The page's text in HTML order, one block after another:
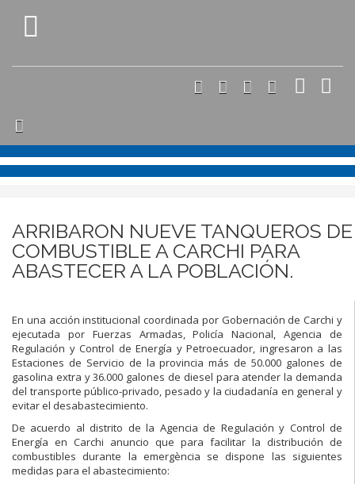
ARRIBARON NUEVE TANQUEROS DE
COMBUSTIBLE A CARCHI PARA
ABASTECER A LA POBLACIÓN.
En una acción institucional coordinada por Gobernación de Carchi y
ejecutada por Fuerzas Armadas, Policía Nacional, Agencia de
Regulación y Control de Energía y Petroecuador, ingresaron a las
Estaciones de Servicio de la provincia más de 50.000 galones de
gasolina extra y 36.000 galones de diesel para atender la demanda
del transporte público-privado, pesado y la ciudadanía en general y
evitar el desabastecimiento.
De acuerdo al distrito de la Agencia de Regulación y Control de
Energía en Carchi anuncio que para facilitar la distribución de
combustibles durante la emergència se dispone las siguientes
medidas para el abastecimiento: